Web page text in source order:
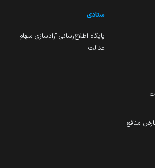
منافع
ستادی
پایگاه اطلاع‌رسانی آزادسازی سهام
عدالت